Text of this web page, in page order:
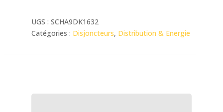
UGS : SCHA9DK1632
Catégories : Disjoncteurs, Distribution & Energie